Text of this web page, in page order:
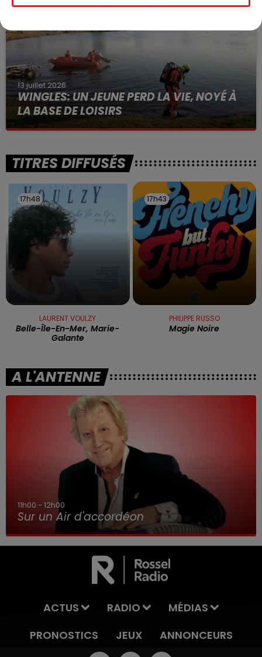
13 juillet 2026
WINGLES: UN JEUNE PERD LA VIE, NOYÉ À
LA BASE DE LOISIRS
La victime a coulé à pic
TITRES DIFFUSÉS
17h48
17h48
LAURENT VOULZY
Belle-Île-En-Mer, Marie-
Galante
17h43
17h43
PHILIPPE RUSSO
Magie Noire
A L'ANTENNE
8h00 - 10h00
RDL WEEK-END
ACTUS RADIO
MÉDIAS
PRONOSTICS
JEUX ANNONCEURS